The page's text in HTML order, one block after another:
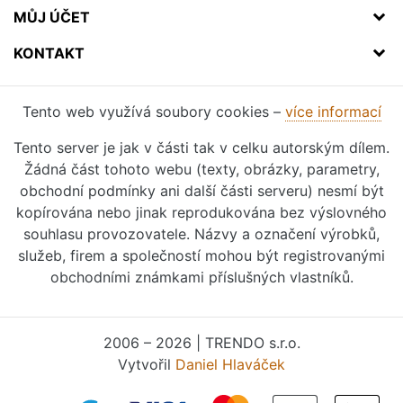
MŮJ ÚČET
KONTAKT
Tento web využívá soubory cookies – více informací
Tento server je jak v části tak v celku autorským dílem.
Žádná část tohoto webu (texty, obrázky, parametry,
obchodní podmínky ani další části serveru) nesmí být
kopírována nebo jinak reprodukována bez výslovného
souhlasu provozovatele. Názvy a označení výrobků,
služeb, firem a společností mohou být registrovanými
obchodními známkami příslušných vlastníků.
2006 – 2026 | TRENDO s.r.o.
Vytvořil Daniel Hlaváček